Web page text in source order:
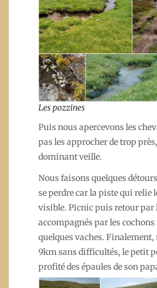
Les pozzines
Puis nous apercevons les
pas les approcher de trop
dominant veille.
Nous faisons quelques
se perdre car la piste qui relie
visible. Picnic puis retour par
accompagnés par les cochons
quelques vaches.
9km sans difficultés, le petit
profité des épaules de son